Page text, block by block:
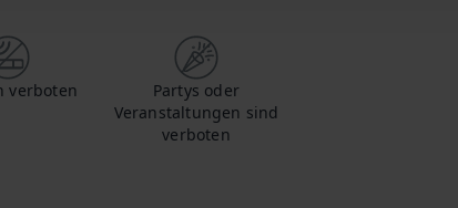
verboten
Partys oder
Veranstaltungen sind
verboten